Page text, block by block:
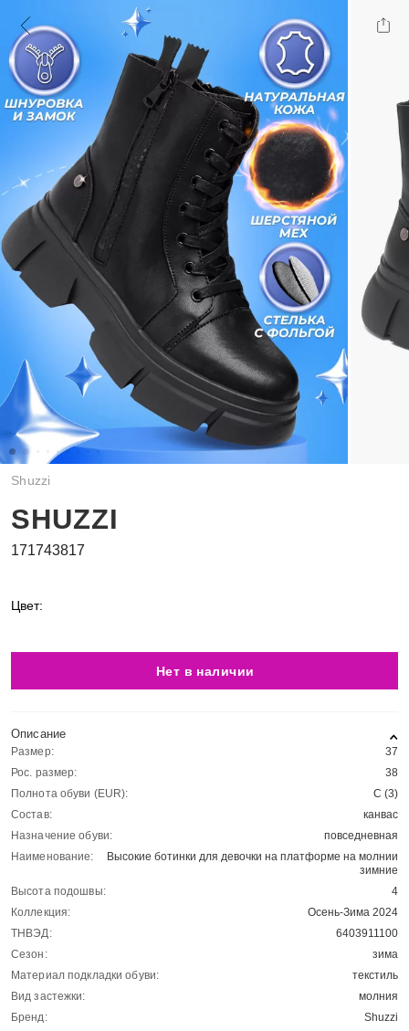
Shuzzi
SHUZZI
171743817
Цвет:
Нет в наличии
Описание
Размер:
37
Рос. размер:
38
Полнота обуви (EUR):
C (3)
Состав:
канвас
Назначение обуви:
повседневная
Наименование:
Высокие ботинки для девочки на платформе на молнии
зимние
Высота подошвы:
4
Коллекция:
Осень-Зима 2024
ТНВЭД:
6403911100
Сезон:
зима
Материал подкладки обуви:
текстиль
Вид застежки:
молния
Бренд:
Shuzzi